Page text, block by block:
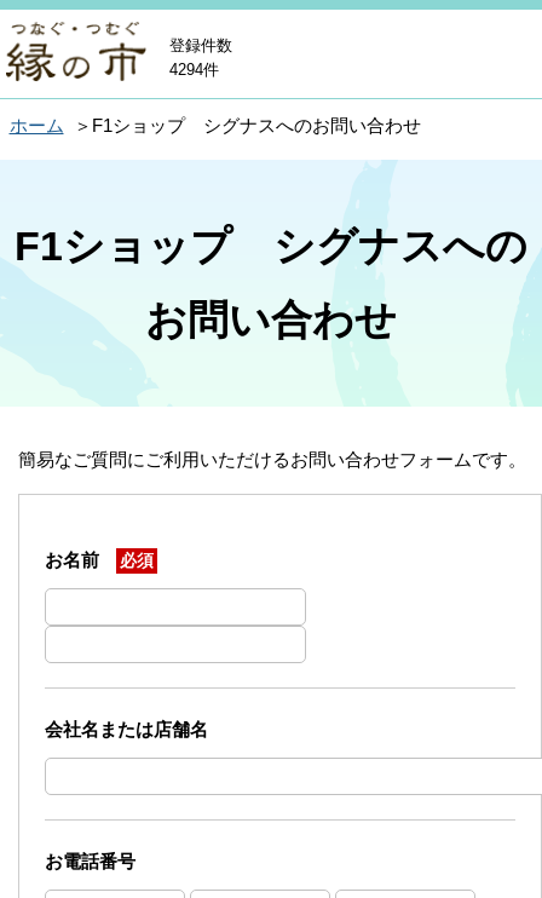
登録件数
4294件
ホーム F1ショップ シグナスへのお問い合わせ
F1ショップ シグナスへの
お問い合わせ
簡易なご質問にご利用いただけるお問い合わせフォームです。
お名前 必須
会社名または店舗名
お電話番号